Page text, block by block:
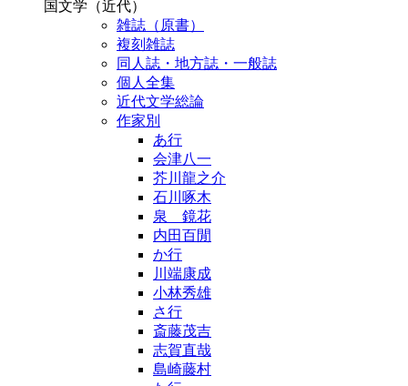
国文学（近代）
雑誌（原書）
複刻雑誌
同人誌・地方誌・一般誌
個人全集
近代文学総論
作家別
あ行
会津八一
芥川龍之介
石川啄木
泉 鏡花
内田百閒
か行
川端康成
小林秀雄
さ行
斎藤茂吉
志賀直哉
島崎藤村